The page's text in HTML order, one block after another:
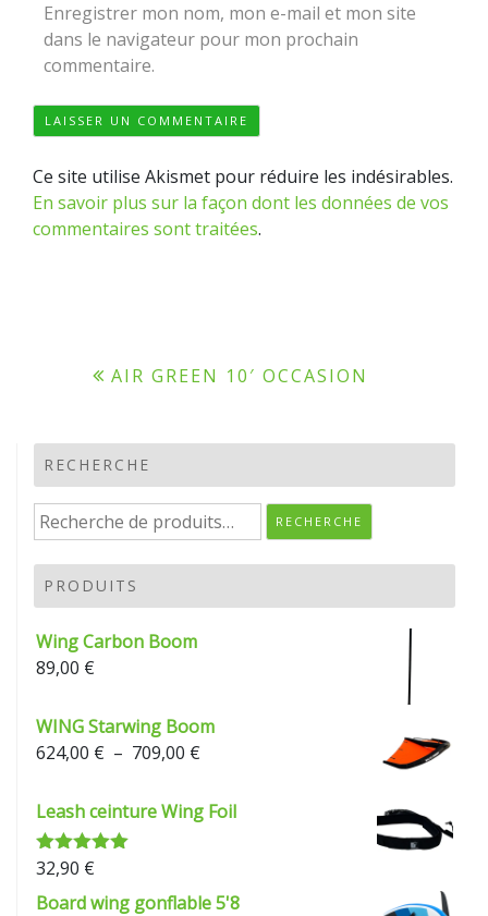
Enregistrer mon nom, mon e-mail et mon site
dans le navigateur pour mon prochain
commentaire.
Ce site utilise Akismet pour réduire les indésirables.
En savoir plus sur la façon dont les données de vos
commentaires sont traitées.
Navigation
l’article
AIR GREEN 10′ OCCASION
RECHERCHE
Recherche
pour :
RECHERCHE
PRODUITS
Wing Carbon Boom
89,00 €
WING Starwing Boom
624,00 € – 709,00 €
prix :
624,00 €
Leash ceinture Wing Foil
Note 5.00
32,90 €
Board wing gonflable 5'8